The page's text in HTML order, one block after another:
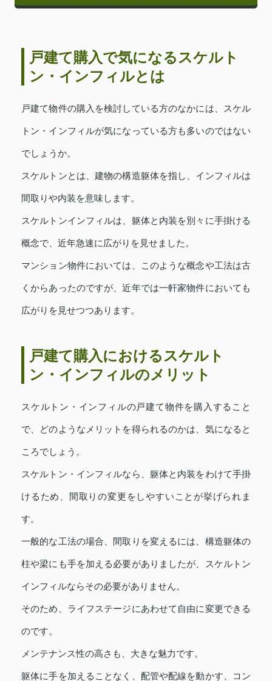
戸建て購入で気になるスケルト
ン・インフィルとは
戸建て物件の購入を検討している方のなかには、スケル
トン・インフィルが気になっている方も多いのではない
でしょうか。
スケルトンとは、建物の構造躯体を指し、インフィルは
間取りや内装を意味します。
スケルトンインフィルは、躯体と内装を別々に手掛ける
概念で、近年急速に広がりを見せました。
マンション物件においては、このような概念や工法は古
くからあったのですが、近年では一軒家物件においても
広がりを見せつつあります。
戸建て購入におけるスケルト
ン・インフィルのメリット
スケルトン・インフィルの戸建て物件を購入すること
で、どのようなメリットを得られるのかは、気になると
ころでしょう。
スケルトン・インフィルなら、躯体と内装をわけて手掛
けるため、間取りの変更をしやすいことが挙げられま
す。
一般的な工法の場合、間取りを変えるには、構造躯体の
柱や梁にも手を加える必要がありましたが、スケルトン
インフィルならその必要がありません。
そのため、ライフステージにあわせて自由に変更できる
のです。
メンテナンス性の高さも、大きな魅力です。
躯体に手を加えることなく、配管や配線を動かす、コン